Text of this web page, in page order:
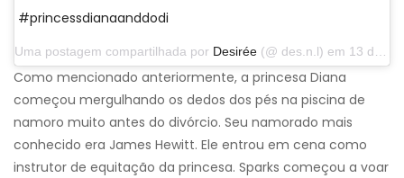
#princessdianaanddodi
Uma postagem compartilhada por Desirée (@ des.n.l) em 13 de abril de 2014 às 12h43 PDT
Como mencionado anteriormente, a princesa Diana
começou mergulhando os dedos dos pés na piscina de
namoro muito antes do divórcio. Seu namorado mais
conhecido era James Hewitt. Ele entrou em cena como
instrutor de equitação da princesa. Sparks começou a voar